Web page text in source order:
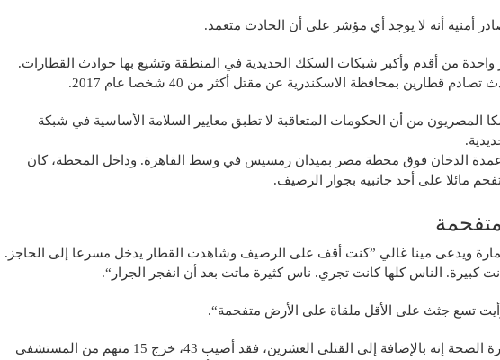
أمنية أنه لا يوجد أي مؤشر على أن الحادث متعمد.
من أقدم وأكبر شبكات السكك الحديدية في المنطقة وتشيع بها حوادث القطارات.
قطارين بمحافظة الاسكندرية عن مقتل أكثر من 40 شخصا عام 2017.
المصريون من أن الحكومات المتعاقبة لا تطبق معايير السلامة الأساسية في شبكة
الدخان فوق محطة مصر بميدان رمسيس في وسط القاهرة. وداخل المحطة، كان
مائلا على أحد جانبيه بجوار الرصيف.
ويدعى مينا غالي ”كنت أقف على الرصيف وشاهدت القطار يدخل مسرعا إلى الحاجز.
كبيرة. الناس كلها كانت تجري. ناس كثيرة ماتت بعد أن انفجر الجرار“.
تسع جثث على الأقل ملقاة على الأرض متفحمة“.
وقالت وزيرة الصحة إنه بالإضافة إلى القتلى العشرين، فقد أصيب 43، خرج 15 منهم من المستشفى